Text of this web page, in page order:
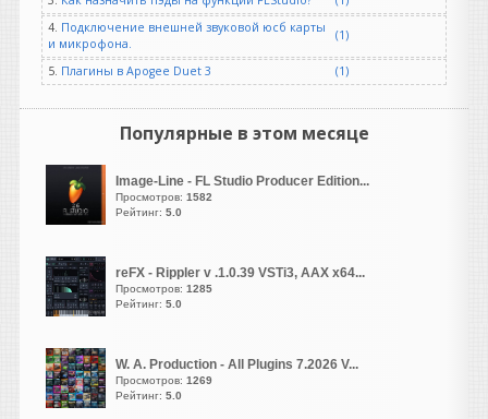
Hearing
написал 06.08.2026 в
08:02
Как же было спокойно до
появления компа и
перехода звукозаписи на
цифру...подключил
ленточку, прогрел
лампочку...и
никто не ругался.
И звук такой
был...натуральный.
"Шумы" и "помехи"
гитарных звукоснимателей -
это самое вкусное в
4. Подключение внешней звуковой юсб карты
и микрофона.
(1)
5. Плагины в Apogee Duet 3 (1)
Популярные в этом месяце
Image-Line - FL Studio Producer Edition...
Просмотров: 1582
Рейтинг: 5.0
reFX - Rippler v .1.0.39 VSTi3, AAX x64...
Просмотров: 1285
Рейтинг: 5.0
W. A. Production - All Plugins 7.2026 V...
Просмотров: 1269
Рейтинг: 5.0